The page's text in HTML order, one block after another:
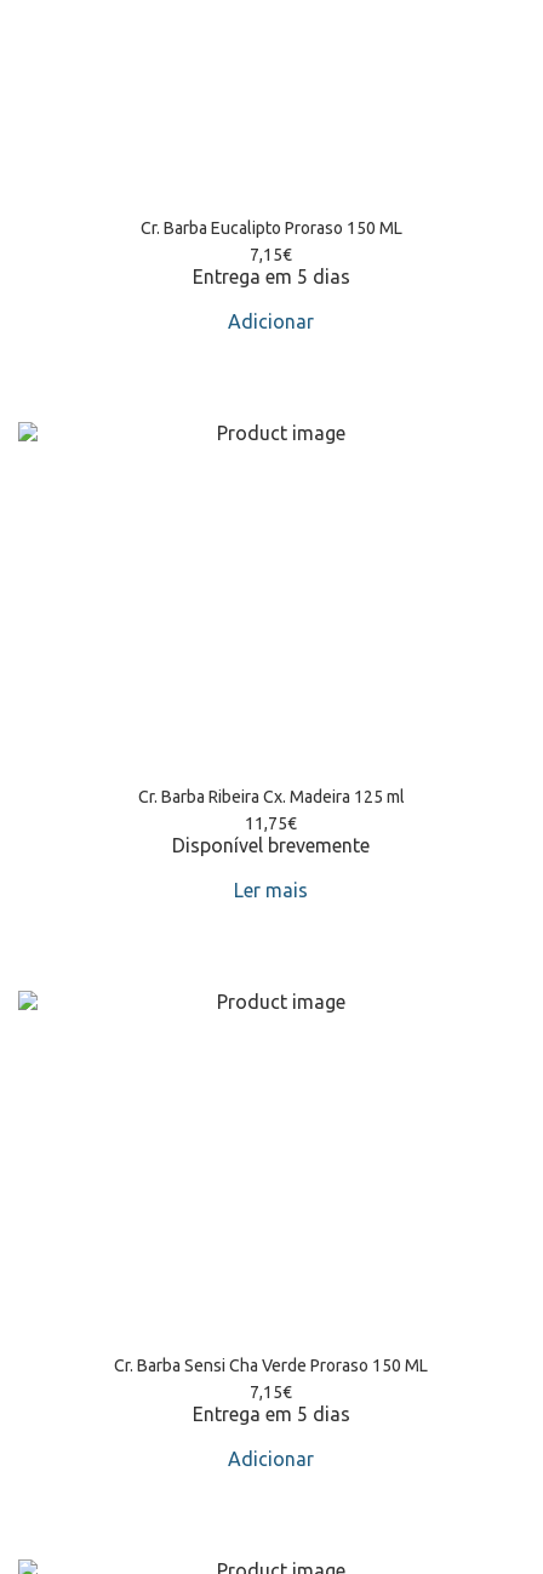
Cr. Barba Eucalipto Proraso 150 ML
7,15€
Entrega em 5 dias
Adicionar
Cr. Barba Ribeira Cx. Madeira 125 ml
11,75€
Disponível brevemente
Ler mais
Cr. Barba Sensi Cha Verde Proraso 150 ML
7,15€
Entrega em 5 dias
Adicionar